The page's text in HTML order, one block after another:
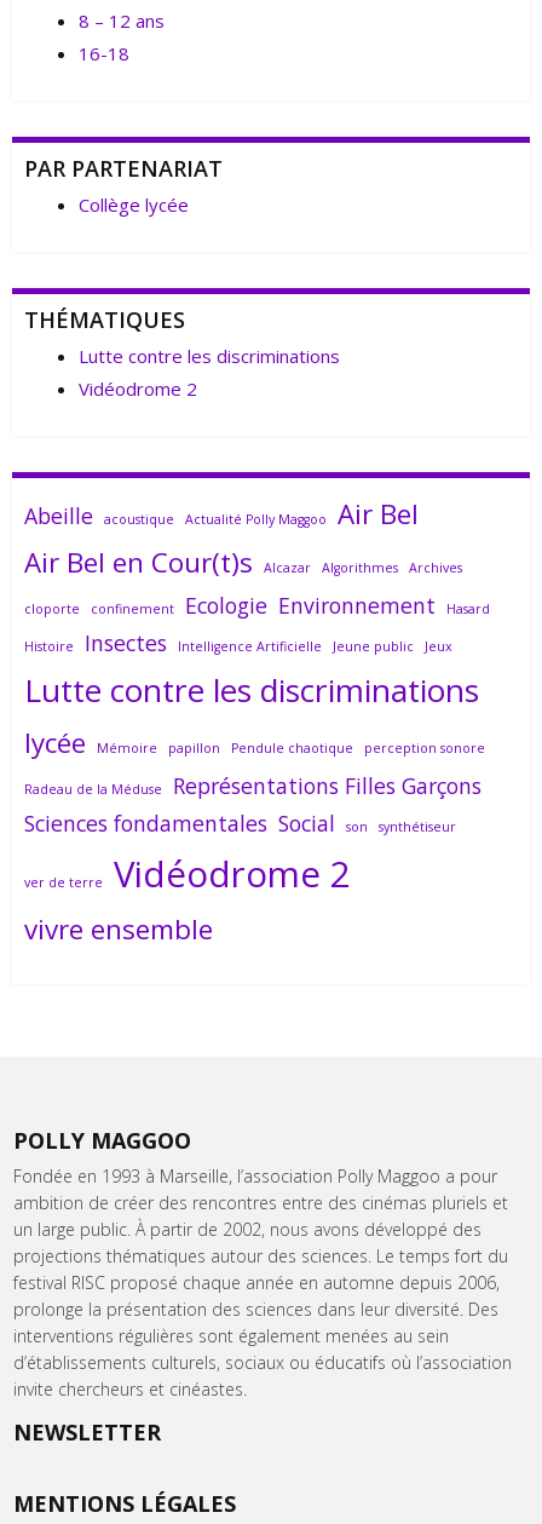
8 – 12 ans
16-18
PAR PARTENARIAT
Collège lycée
THÉMATIQUES
Lutte contre les discriminations
Vidéodrome 2
Abeille acoustique Actualité Polly Maggoo
Air Bel
Air Bel en Cour(t)s
Alcazar Algorithmes Archives
cloporte confinement Ecologie Environnement Hasard
Histoire Insectes Intelligence Artificielle Jeune public Jeux
Lutte contre les discriminations
lycée Mémoire papillon Pendule chaotique perception sonore
Radeau de la Méduse
Représentations Filles Garçons
Sciences fondamentales Social son synthétiseur
ver de terre Vidéodrome 2
vivre ensemble
POLLY MAGGOO
Fondée en 1993 à Marseille, l’association Polly Maggoo a pour
ambition de créer des rencontres entre des cinémas pluriels et
un large public. À partir de 2002, nous avons développé des
projections thématiques autour des sciences. Le temps fort du
festival RISC proposé chaque année en automne depuis 2006,
prolonge la présentation des sciences dans leur diversité. Des
interventions régulières sont également menées au sein
d’établissements culturels, sociaux ou éducatifs où l’association
invite chercheurs et cinéastes.
NEWSLETTER
MENTIONS LÉGALES